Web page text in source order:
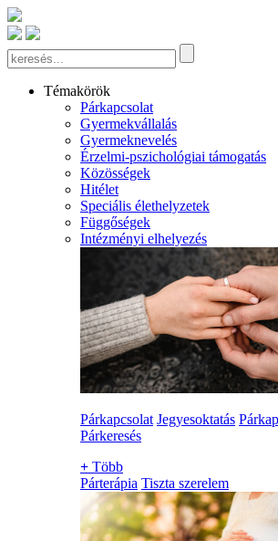
Témakörök
Párkapcsolat
Gyermekvállalás
Gyermeknevelés
Érzelmi-pszichológiai támogatás
Közösségek
Hitélet
Speciális élethelyzetek
Függőségek
Intézményi elhelyezés
Párkapcsolat Jegyesoktatás
Párkeresés
+ Több
Párterápia Tiszta szerelem